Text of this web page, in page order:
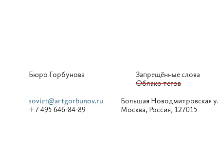
Бюро Горбунова
Запрещённые слова
Облако тегов
soviet@artgorbunov.ru
+7 495 646-84-89
Большая Новодмитровская
Москва, Россия, 127015